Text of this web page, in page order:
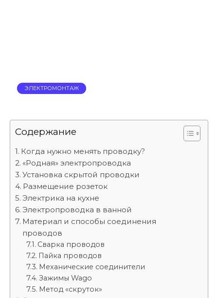
ЭЛЕКТРОМОНТАЖ
Содержание
Когда нужно менять проводку?
«Родная» электропроводка
Установка скрытой проводки
Размещение розеток
Электрика на кухне
Электропроводка в ванной
Материал и способы соединения
проводов
Сварка проводов
Пайка проводов
Механические соединители
Зажимы Wago
Метод «скруток»